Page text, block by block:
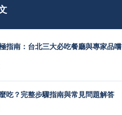
指南：台北三大必吃餐廳與專家品嚐
吃？完整步驟指南與常見問題解答